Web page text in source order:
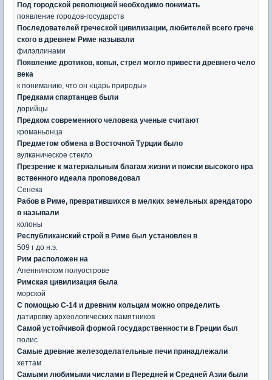
Под городской революцией необходимо понимать
появление городов-государств
Последователей греческой цивилизации, любителей всего грече
ского в древнем Риме называли
филэллинами
Появление дротиков, копья, стрел могло привести древнего чело
века
к пониманию, что он «царь природы»
Предками спартанцев были
дорийцы
Предком современного человека ученые считают
кроманьонца
Предметом обмена в Восточной Турции было
вулканическое стекло
Презрение к материальным благам жизни и поиски высокого нра
вственного идеала проповедовал
Сенека
Рабов в Риме, превратившихся в мелких земельных арендаторо
в называли
колоны
Республиканский строй в Риме был установлен в
509 г до н.э.
Рим расположен на
Апеннинском полуострове
Римская цивилизация была
морской
С помощью С-14 и древним кольцам можно определить
датировку археологических памятников
Самой устойчивой формой государственности в Греции был
полис
Самые древние железоделательные печи принадлежали
хеттам
Самыми любимыми числами в Передней и Средней Азии были